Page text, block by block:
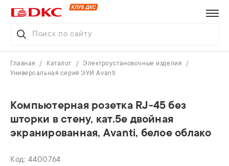
Главная Каталог
Электроустановочные изделия
Универсальная серия ЭУИ Avanti
Компьютерная розетка RJ-45 без
шторки в стену, кат.5e двойная
экранированная, Avanti, белое облако
4400764